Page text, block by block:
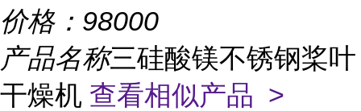
价格： 98000
产品名称三硅酸镁不锈钢桨叶
干燥机 查看相似产品 >